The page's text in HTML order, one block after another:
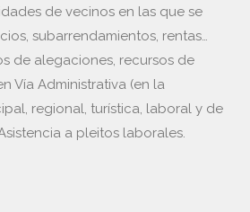
de vecinos en las que se
subarrendamientos, rentas…
de alegaciones, recursos de
Vía Administrativa (en la
regional, turística, laboral y de
a pleitos laborales.